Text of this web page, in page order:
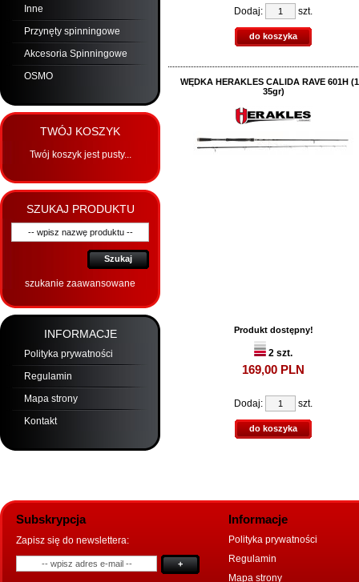
Inne
Przynęty spinningowe
Akcesoria Spinningowe
OSMO
TWÓJ KOSZYK
Twój koszyk jest pusty...
SZUKAJ PRODUKTU
Szukaj
szukanie zaawansowane
INFORMACJE
Polityka prywatności
Regulamin
Mapa strony
Kontakt
Dodaj: szt.
do koszyka
WĘDKA HERAKLES CALIDA RAVE 601H
35gr)
Produkt dostępny!
2 szt.
169,00 PLN
Dodaj: szt.
do koszyka
Informacje
Subskrypcja
Zapisz się do newslettera:
+
Polityka prywatności
Regulamin
Mapa strony